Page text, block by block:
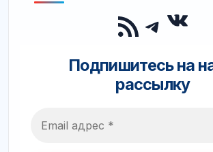
RSS-лента
Подпишитесь на
рассылку